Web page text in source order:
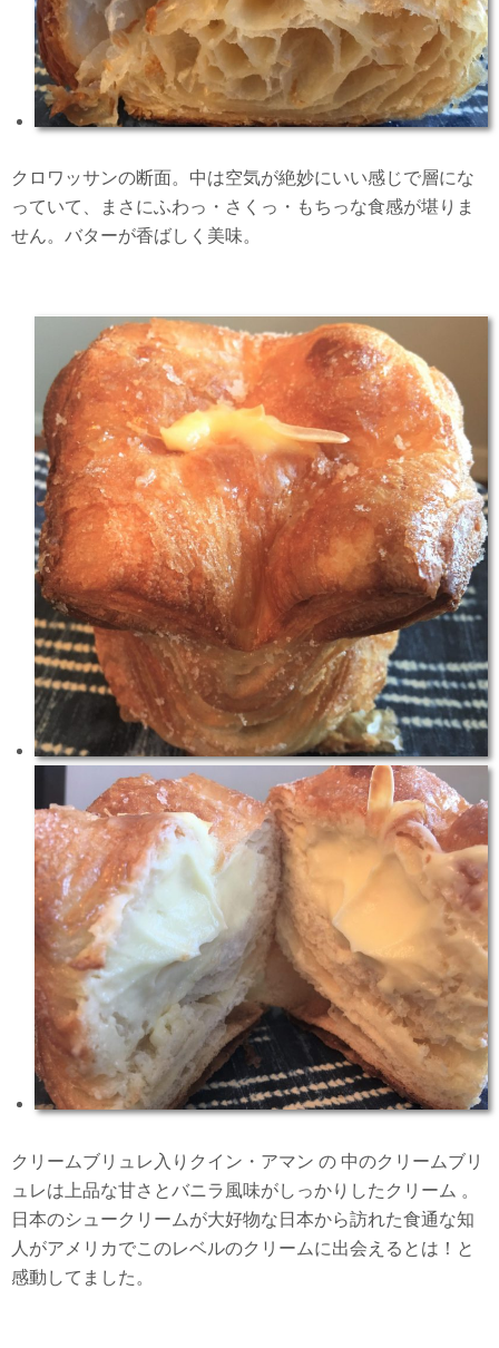
クロワッサンの断面。中は空気が絶妙にいい感じで層にな
っていて、まさにふわっ・さくっ・もちっな食感が堪りま
せん。バターが香ばしく美味。
クリームブリュレ入りクイン・アマン の 中のクリームブリ
ュレは上品な甘さとバニラ風味がしっかりしたクリーム 。
日本のシュークリームが大好物な日本から訪れた食通な知
人がアメリカでこのレベルのクリームに出会えるとは！と
感動してました。